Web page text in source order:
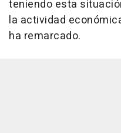
teniendo esta
la actividad
ha remarcado.